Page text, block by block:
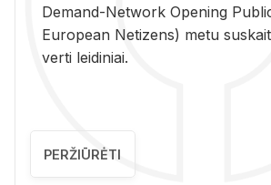
De­mand-Ne­twork Ope­ning
Eu­ro­pe­an Ne­ti­zens) metu
ver­ti lei­di­niai.
PERŽIŪRĖTI